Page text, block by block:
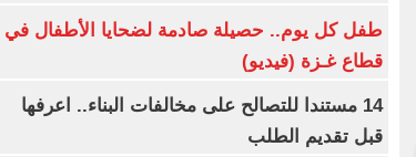
طفل كل يوم.. حصيلة صادمة لضحايا الأطفال في
قطاع غـزة (فيديو)
14 مستندا للتصالح على مخالفات البناء.. اعرفها
قبل تقديم الطلب